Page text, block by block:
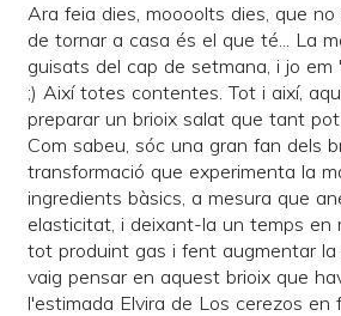
Ara feia dies, moooolts dies, que
de tornar a casa és el que té... La
guisats del cap de setmana, i jo
;) Així totes contentes. Tot i així,
preparar un brioix salat que tant
Com sabeu, sóc una gran fan dels
transformació que experimenta la
ingredients bàsics, a mesura que
elasticitat, i deixant-la un temps en
tot produint gas i fent augmentar la
vaig pensar en aquest brioix que
l'estimada Elvira de Los cerezos en